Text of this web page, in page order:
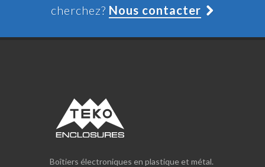
cherchez? Nous contacter
Boîtiers électroniques en plastique et métal.